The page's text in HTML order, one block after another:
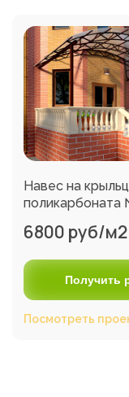
Навес на
поликарбоната
6800 руб/м2
Получить
Посмотреть